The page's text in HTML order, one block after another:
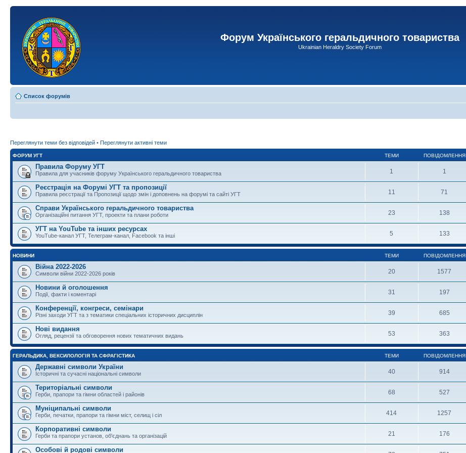
Форум Українського геральдичного товариства
Ukrainian Heraldry Society Forum
Список форумів
Переглянути теми без відповідей • Переглянути активні теми
ФОРУМ УГТ ТЕМИ ПОВІДОМЛЕННЯ
Правила Форуму УГТ
Правила для учасників форуму Українського геральдичного товариства 1 1
Реєстрація на Форумі УГТ та пропозиції
Правила реєстрації та Пропозиції щодо змін і доповнень на форумі та сайті УГТ 11 71
Справи Українського геральдичного товариства
Організаційні питання УГТ, проекти та плани роботи 23 138
УГТ на YouTube та інших ресурсах
YouTube-канал УГТ, Телеграм-канал, Facebook та інші 5 133
НОВИНИ ТЕМИ ПОВІДОМЛЕННЯ
Війна 2022-2026
Символи війни 2022-2026 років 20 1577
Новини й оголошення
Події, факти і коментарі 31 197
Конференції, конгреси, семінари
Різні заходи УГТ та з тематики спеціальних історичних дисциплін 39 685
Нові видання
Огляд, рецензії та обговорення нових тематичних видань 53 363
ГЕРАЛЬДИКА, ВЕКСИЛОЛОГІЯ ТА СФРАГІСТИКА ТЕМИ ПОВІДОМЛЕННЯ
Державні символи України
Історичні та сучасні національні символи 40 914
Територіальні символи
Герби, прапори та гімни областей і районів 68 527
Муніципальні символи
Герби, печатки, прапори та гімни міст, селищ і сіл 414 1257
Корпоративні символи
Герби та прапори установ, об'єднань та організацій 21 176
Особові й родові символи